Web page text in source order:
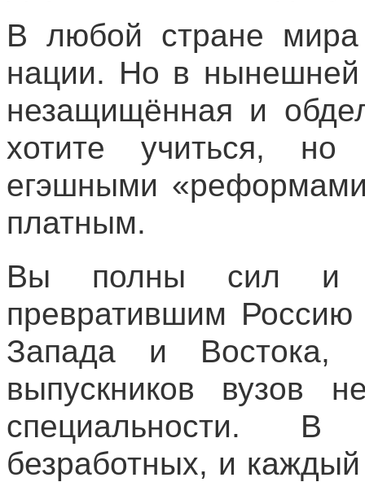
В любой стране
нации. Но в
незащищённая и
хотите учиться, но
егэшными
платным.
Вы полны сил и
превратившим Россию
Запада и
выпускников вузов
специальности.
безработных, и